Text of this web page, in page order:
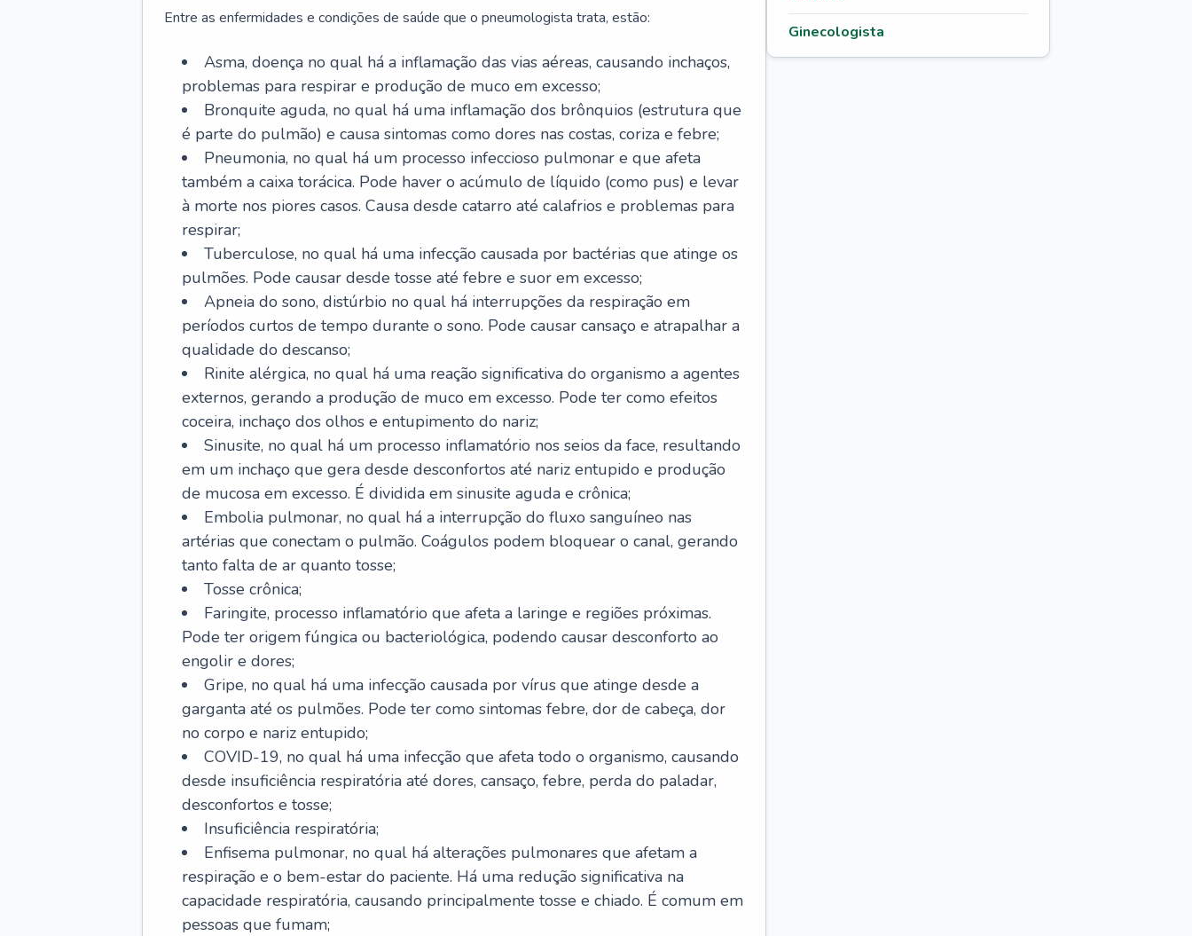
Entre as enfermidades e condições de saúde que o pneumologista trata, estão:
Asma, doença no qual há a inflamação das vias aéreas, causando inchaços,
problemas para respirar e produção de muco em excesso;
Bronquite aguda, no qual há uma inflamação dos brônquios (estrutura que
é parte do pulmão) e causa sintomas como dores nas costas, coriza e febre;
Pneumonia, no qual há um processo infeccioso pulmonar e que afeta
também a caixa torácica. Pode haver o acúmulo de líquido (como pus) e levar
à morte nos piores casos. Causa desde catarro até calafrios e problemas para
respirar;
Tuberculose, no qual há uma infecção causada por bactérias que atinge os
pulmões. Pode causar desde tosse até febre e suor em excesso;
Apneia do sono, distúrbio no qual há interrupções da respiração em
períodos curtos de tempo durante o sono. Pode causar cansaço e atrapalhar a
qualidade do descanso;
Rinite alérgica, no qual há uma reação significativa do organismo a agentes
externos, gerando a produção de muco em excesso. Pode ter como efeitos
coceira, inchaço dos olhos e entupimento do nariz;
Sinusite, no qual há um processo inflamatório nos seios da face, resultando
em um inchaço que gera desde desconfortos até nariz entupido e produção
de mucosa em excesso. É dividida em sinusite aguda e crônica;
Embolia pulmonar, no qual há a interrupção do fluxo sanguíneo nas
artérias que conectam o pulmão. Coágulos podem bloquear o canal, gerando
tanto falta de ar quanto tosse;
Tosse crônica;
Faringite, processo inflamatório que afeta a laringe e regiões próximas.
Pode ter origem fúngica ou bacteriológica, podendo causar desconforto ao
engolir e dores;
Gripe, no qual há uma infecção causada por vírus que atinge desde a
garganta até os pulmões. Pode ter como sintomas febre, dor de cabeça, dor
no corpo e nariz entupido;
COVID-19, no qual há uma infecção que afeta todo o organismo, causando
desde insuficiência respiratória até dores, cansaço, febre, perda do paladar,
desconfortos e tosse;
Insuficiência respiratória;
Enfisema pulmonar, no qual há alterações pulmonares que afetam a
respiração e o bem-estar do paciente. Há uma redução significativa na
capacidade respiratória, causando principalmente tosse e chiado. É comum em
pessoas que fumam;
Ginecologista